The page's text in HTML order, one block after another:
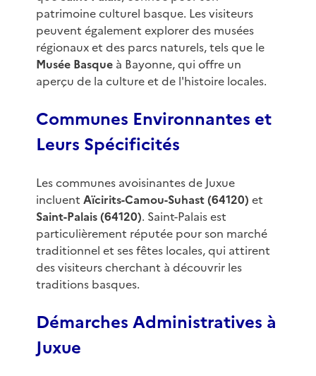
patrimoine culturel basque. Les visiteurs
peuvent également explorer des musées
régionaux et des parcs naturels, tels que le
Musée Basqueà Bayonne, qui offre un
aperçu de la culture et de l'histoire locales.
Communes Environnantes et
Leurs Spécificités
Les communes avoisinantes de Juxue
incluent Aïcirits-Camou-Suhast (64120) et
Saint-Palais (64120). Saint-Palais est
particulièrement réputée pour son marché
traditionnel et ses fêtes locales, qui attirent
des visiteurs cherchant à découvrir les
traditions basques.
Démarches Administratives à
Juxue